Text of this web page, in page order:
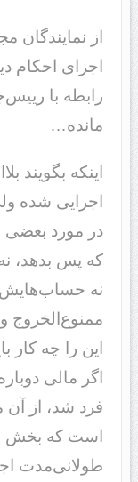
از
اجرای احکام
رابطه با
مانده…
اینکه بگویند
اجرایی شده
در مورد بعضی
که پس بدهد،
نه
ممنوع‌الخروج
این را چه کار
اگر مالی
فرد شد، از
است که بخش
طولانی‌مدت